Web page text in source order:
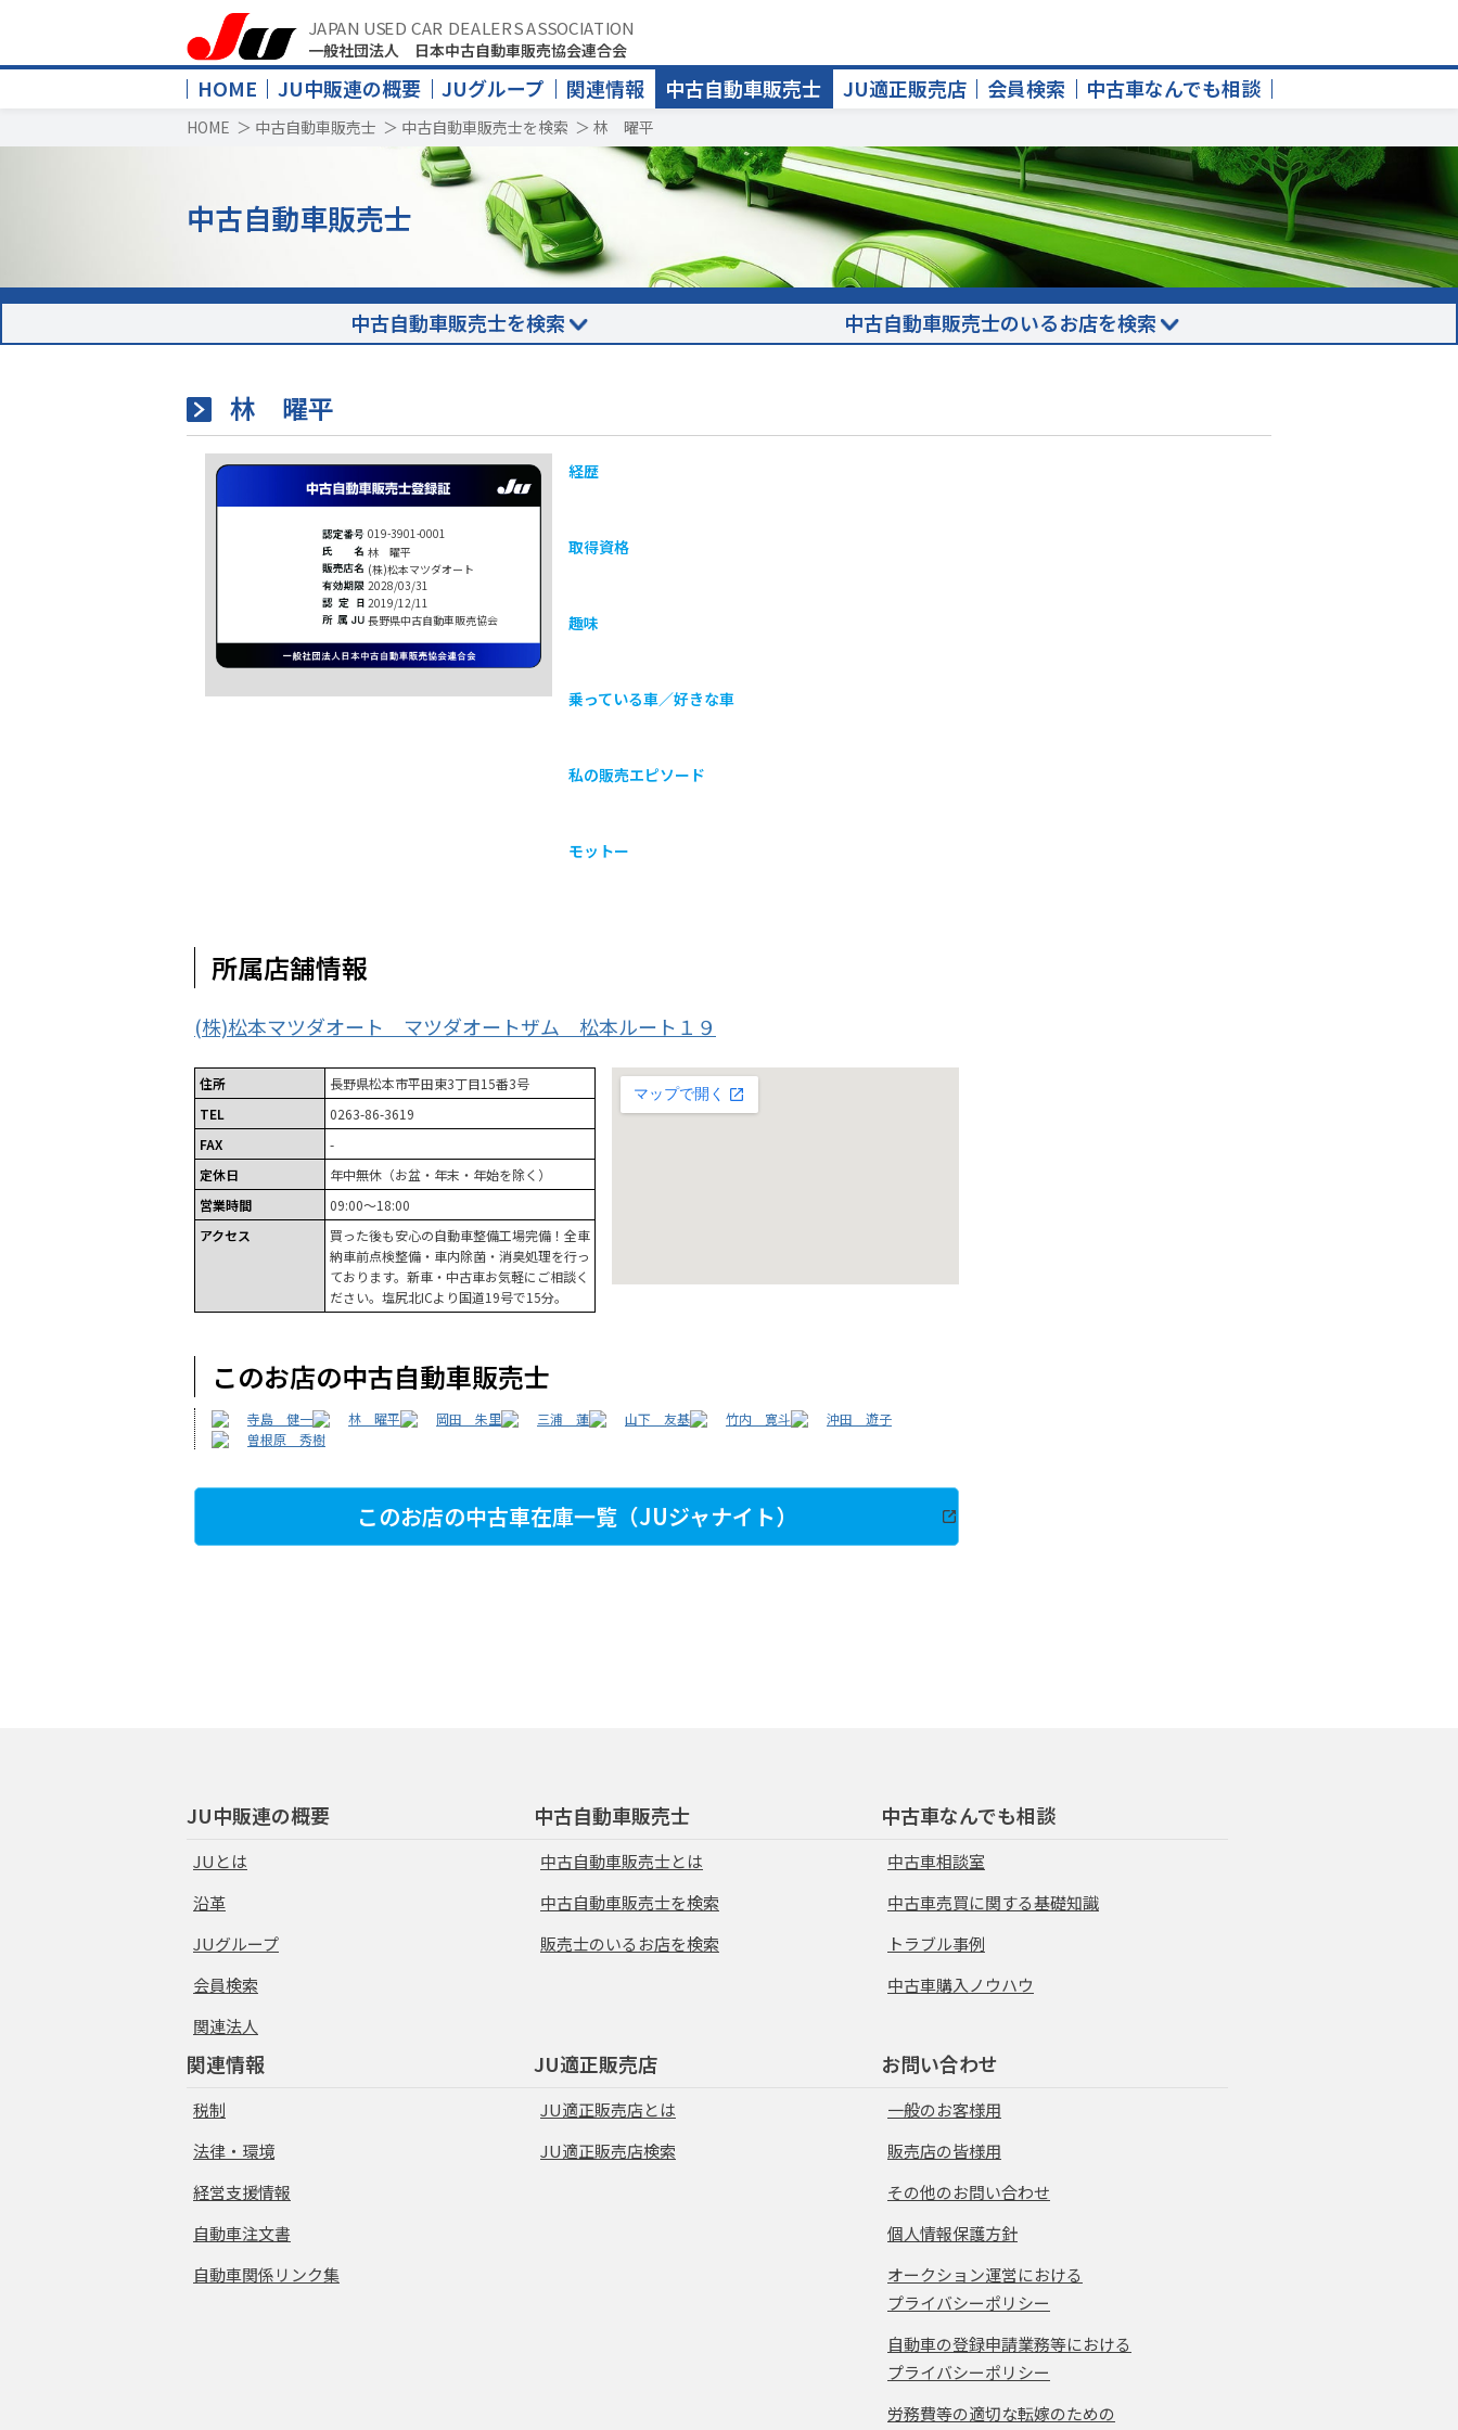
JAPAN USED CAR DEALERS ASSOCIATION
一般社団法人 日本中古自動車販売協会連合会
HOME JU中販連の概要 JUグループ 関連情報 中古自動車販売士 JU適正販売店 会員検索 中古車なんでも相談
HOME ＞ 中古自動車販売士 ＞ 中古自動車販売士を検索 ＞ 林 曜平
中古自動車販売士
中古自動車販売士を検索 中古自動車販売士のいるお店を検索
林 曜平
019-3901-0001
林 曜平
(株)松本マツダオート
2028/03/31
2019/12/11
長野県中古自動車販売協会
経歴
取得資格
趣味
乗っている車／好きな車
私の販売エピソード
モットー
所属店舗情報
(株)松本マツダオート マツダオートザム 松本ルート１９
住所
長野県松本市平田東3丁目15番3号
TEL
0263-86-3619
FAX
-
定休日
年中無休（お盆・年末・年始を除く）
営業時間
09:00～18:00
アクセス
買った後も安心の自動車整備工場完備！全車
納車前点検整備・車内除菌・消臭処理を行っ
ております。新車・中古車お気軽にご相談く
ださい。塩尻北ICより国道19号で15分。
このお店の中古自動車販売士
寺島 健一 林 曜平 岡田 朱里 三浦 蓮 山下 友基 竹内 寛斗
沖田 遊子
曽根原 秀樹
このお店の中古車在庫一覧（JUジャナイト）
JU中販連の概要
JUとは
沿革
JUグループ
会員検索
関連法人
中古自動車販売士
中古自動車販売士とは
中古自動車販売士を検索
販売士のいるお店を検索
中古車なんでも相談
中古車相談室
中古車売買に関する基礎知識
トラブル事例
中古車購入ノウハウ
関連情報
税制
法律・環境
経営支援情報
自動車注文書
自動車関係リンク集
JU適正販売店
JU適正販売店とは
JU適正販売店検索
お問い合わせ
一般のお客様用
販売店の皆様用
その他のお問い合わせ
個人情報保護方針
オークション運営における
プライバシーポリシー
自動車の登録申請業務等における
プライバシーポリシー
労務費等の適切な転嫁のための